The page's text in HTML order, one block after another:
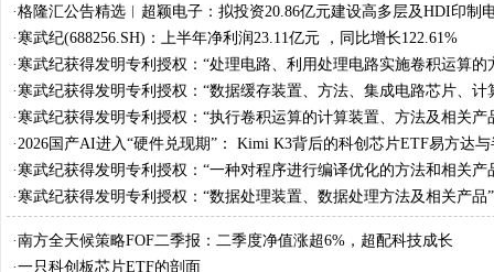
向"规模化商用与生态深耕"
·格隆汇公告精选︱超颖电子：拟投资20.86亿元建设高多层及HDI印制
目；寒武纪：上半年净利润23.11亿元 ，同比增长122.61%
· 寒武纪(688256.SH)：上半年净利润23.11亿元 ，同比增长122.61%
· 寒武纪获得发明专利授权：“处理电路、利用处理电路实施卷积运算的
关产品”
· 寒武纪获得发明专利授权：“数据缓存装置、方法、集成电路芯片、计
板卡”
· 寒武纪获得发明专利授权：“执行卷积运算的计算装置、方法及相关产
· 2026国产AI进入“硬件兑现期”： Kimi K3背后的科创芯片ETF易方达
备ETF易方达
· 寒武纪获得发明专利授权：“一种对程序进行编译优化的方法和相关产
· 寒武纪获得发明专利授权：“数据处理装置、数据处理方法及相关产品”
·南方全天候策略FOF二季报：二季度净值涨超6%，超配科技成长
·一只科创板芯片ETF的剖面